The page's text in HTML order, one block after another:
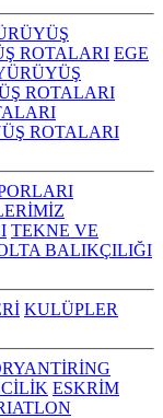
ROTALARI EGE
ROTALARI
ROTALARI
TEKNE VE
BALIKÇILIĞI
KULÜPLER
ESKRİM